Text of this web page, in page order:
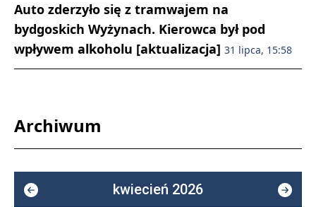
Auto zderzyło się z tramwajem na
bydgoskich Wyżynach. Kierowca był pod
wpływem alkoholu [aktualizacja] 31 lipca, 15:58
Archiwum
kwiecień 2026